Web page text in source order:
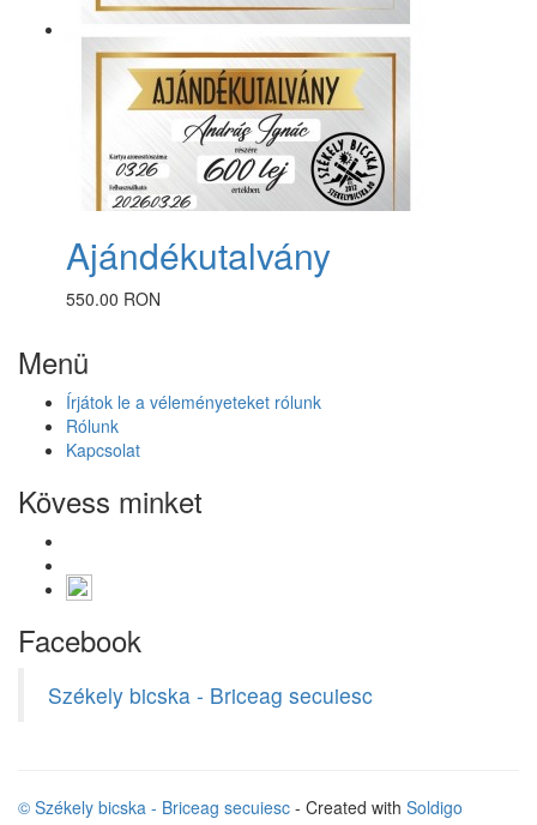
Ajándékutalvány
550.00 RON
Menü
Írjátok le a véleményeteket rólunk
Rólunk
Kapcsolat
Kövess minket
Facebook
Székely bicska - Briceag secuiesc
© Székely bicska - Briceag secuiesc - Created with Soldigo